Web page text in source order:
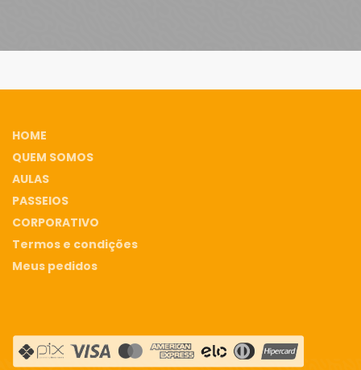
HOME
QUEM SOMOS
AULAS
PASSEIOS
CORPORATIVO
Termos e condições
Meus pedidos